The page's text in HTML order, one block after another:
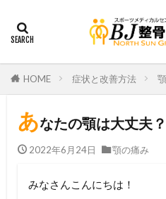
HOME 症状と改善方法
あなたの顎は大丈夫
2022年6月24日 顎の痛み
みなさんこんにちは！